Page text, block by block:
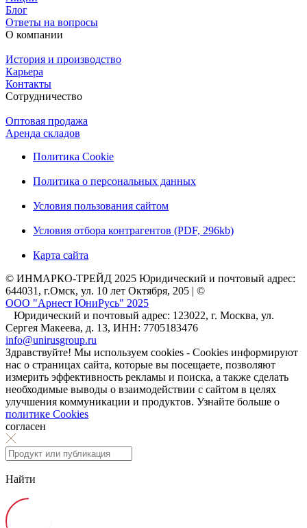
Блог
Ответы на вопросы
О компании
История и производство
Карьера
Контакты
Сотрудничество
Оптовая продажа
Аренда складов
Политика Cookie
Политика о персональных данных
Условия пользования сайтом
Условия отбора контрагентов (PDF, 296kb)
Карта сайта
© ИНМАРКО-ТРЕЙД 2025 Юридический и почтовый адрес:
644031, г.Омск, ул. 10 лет Октября, 205 | ©
ООО "Арнест ЮниРусь" 2025
Юридический и почтовый адрес: 123022, г. Москва, ул.
Сергея Макеева, д. 13, ИНН: 7705183476
info@unirusgroup.ru
Здравствуйте! Мы используем cookies - Cookies информируют
нас о страницах сайта, которые вы посещаете, позволяют
измерить эффективность рекламы и поиска, а также сделать
необходимые выводы о взаимодействии с сайтом в целях
улучшения коммуникации и продуктов. Узнайте больше о
политике Cookies
согласен
Найти